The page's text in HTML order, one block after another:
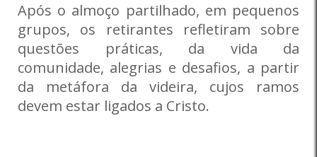
Após o almoço partilhado, em pequenos
grupos, os retirantes refletiram sobre
questões práticas, da vida da
comunidade, alegrias e desafios, a partir
da metáfora da videira, cujos ramos
devem estar ligados a Cristo.